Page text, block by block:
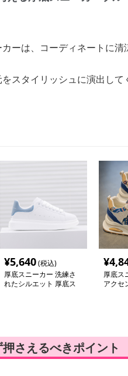
ーは、コーディネートに
スタイリッシュに演出し
¥5,640(税込)
厚底スニーカー 洗練さ
れたシルエット 厚底ス
¥
厚底ス
アクセ
さえるべきポイント